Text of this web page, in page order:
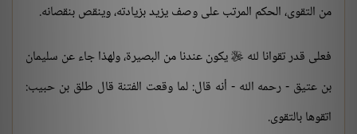
من التقوى، الحكم المرتب على وصف يزيد بزيادته، وينقص بنقصانه.
فعلى قدر تقوانا لله  يكون عندنا من البصيرة، ولهذا جاء عن سليمان
بن عتيق - رحمه الله - أنه قال: لما وقعت الفتنة قال طلق بن حبيب:
اتقوها بالتقوى.